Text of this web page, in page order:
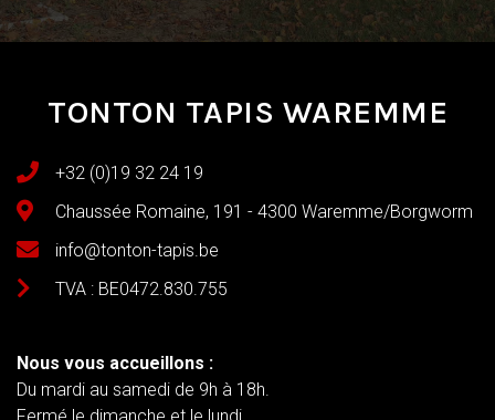
TONTON TAPIS WAREMME
+32 (0)19 32 24 19
Chaussée Romaine, 191 - 4300 Waremme/Borgworm
info@tonton-tapis.be
TVA : BE0472.830.755
Nous vous accueillons :
Du mardi au samedi de 9h à 18h.